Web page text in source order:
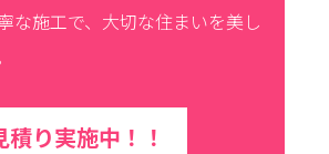
な施工で、大切な住まいを美し
り実施中！！